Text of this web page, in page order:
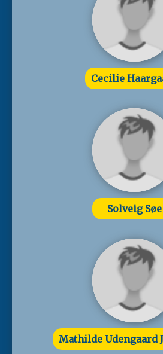
Cecilie
Solveig Søe
Mathilde Udengaard